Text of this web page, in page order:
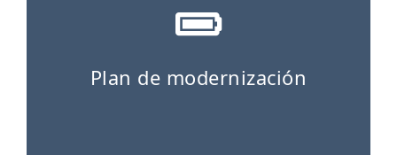
Plan de modernización